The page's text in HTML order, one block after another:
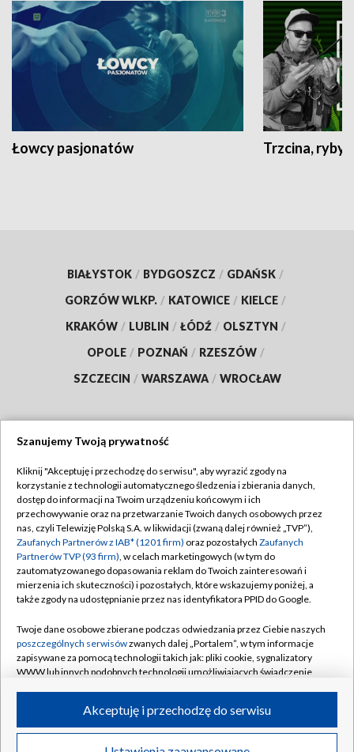
Łowcy pasjonatów Trzcina, ryby
BIAŁYSTOK / BYDGOSZCZ / GDAŃSK /
GORZÓW WLKP. / KATOWICE / KIELCE /
KRAKÓW / LUBLIN / ŁÓDŹ / OLSZTYN /
OPOLE / POZNAŃ / RZESZÓW /
SZCZECIN / WARSZAWA / WROCŁAW
TVP
Abonament TVP
Emisja w TVP
Centrum informacji TVP
Naziemna Telewizja Cyfrowa
Rada Programowa
System NOS
Informacje o nadawcy
Program dla prasy
Regulamin TVP
Polityka prywatności
Moje zgody
Pomoc
Kontakt
Kanały
©2026 Telewizja Polska S.A. w likwidacji
Szanujemy Twoją prywatność
Kliknij "Akceptuję i przechodzę do serwisu", aby wyrazić zgody na
korzystanie z technologii automatycznego śledzenia i zbierania danych,
dostęp do informacji na Twoim urządzeniu końcowym i ich
przechowywanie oraz na przetwarzanie Twoich danych osobowych przez
nas, czyli Telewizję Polską S.A. w likwidacji (zwaną dalej również „TVP”),
Zaufanych Partnerów z IAB* (1201 firm) oraz pozostałych Zaufanych
Partnerów TVP (93 firm), w celach marketingowych (w tym do
zautomatyzowanego dopasowania reklam do Twoich zainteresowań i
mierzenia ich skuteczności) i pozostałych, które wskazujemy poniżej, a
także zgody na udostępnianie przez nas identyfikatora PPID do Google.
Twoje dane osobowe zbierane podczas odwiedzania przez Ciebie naszych
poszczególnych serwisówzwanych dalej „Portalem”, w tym informacje
zapisywane za pomocą technologii takich jak: pliki cookie, sygnalizatory
WWW lub innych podobnych technologii umożliwiających świadczenie
ruchu w Internecie.
Twoje dane osobowe zbierane podczas odwiedzania przez Ciebie
Akceptuję i przechodzę do serwisu